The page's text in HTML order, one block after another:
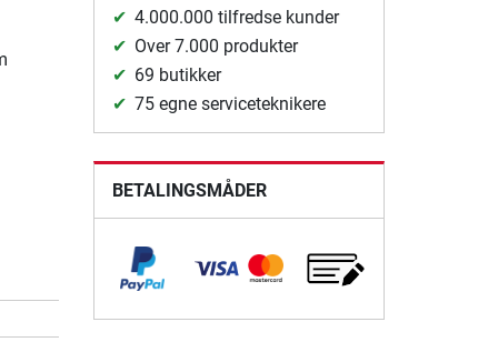
4.000.000 tilfredse kunder
Over 7.000 produkter
69 butikker
75 egne serviceteknikere
BETALINGSMÅDER